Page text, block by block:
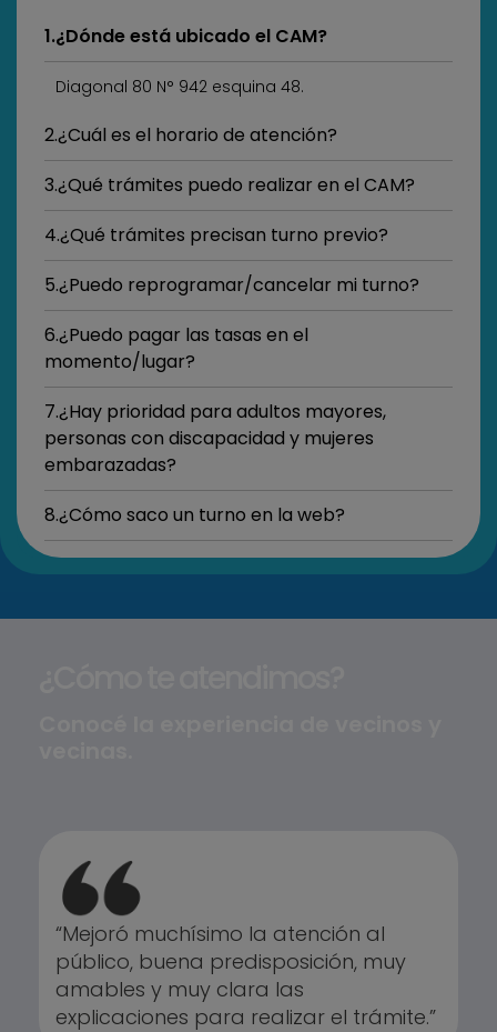
1.¿Dónde está ubicado el CAM?
Diagonal 80 N° 942 esquina 48.
2.¿Cuál es el horario de atención?
3.¿Qué trámites puedo realizar en el CAM?
4.¿Qué trámites precisan turno previo?
5.¿Puedo reprogramar/cancelar mi turno?
6.¿Puedo pagar las tasas en el
momento/lugar?
7.¿Hay prioridad para adultos mayores,
personas con discapacidad y mujeres
embarazadas?
8.¿Cómo saco un turno en la web?
“Mejoró muchísimo la atención al
público, buena predisposición, muy
amables y muy clara las
explicaciones para realizar el trámite.”